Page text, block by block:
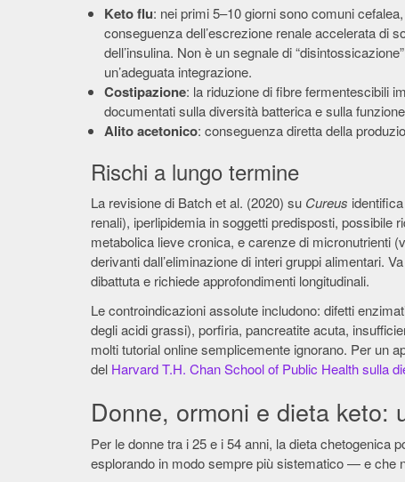
Keto flu: nei primi 5–10 giorni sono comuni
conseguenza dell’escrezione renale accelerata di
dell’insulina. Non è un segnale di
un’adeguata integrazione.
Costipazione: la riduzione di fibre fermentescibili
documentati sulla diversità batterica e sulla
Alito acetonico: conseguenza diretta della
Rischi a lungo termine
La revisione di Batch et al. (2020) su Cureus
renali), iperlipidemia in soggetti predisposti, possibile
metabolica lieve cronica, e carenze di micronutrienti
derivanti dall’eliminazione di interi gruppi alimentari.
dibattuta e richiede approfondimenti longitudinali.
Le controindicazioni assolute includono: difetti
degli acidi grassi), porfiria, pancreatite acuta,
molti tutorial online semplicemente ignorano. Per un
del Harvard T.H. Chan School of Public Health sulla
Donne, ormoni e dieta keto:
Per le donne tra i 25 e i 54 anni, la dieta
esplorando in modo sempre più sistematico — e che